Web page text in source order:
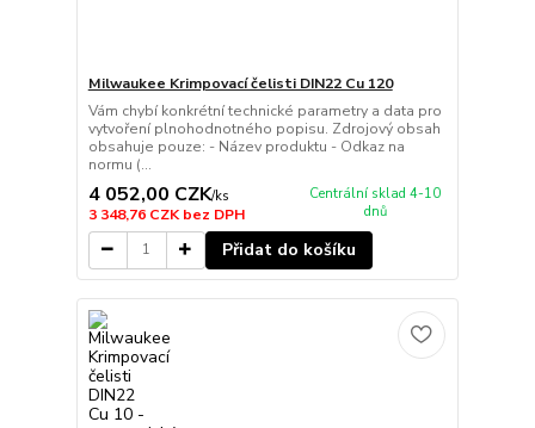
Milwaukee Krimpovací čelisti DIN22 Cu 120
Vám chybí konkrétní technické parametry a data pro
vytvoření plnohodnotného popisu. Zdrojový obsah
obsahuje pouze: - Název produktu - Odkaz na
normu (...
4 052,00 CZK/ks
3 348,76 CZKbez DPH
Centrální sklad 4-10
dnů
Přidat do košíku